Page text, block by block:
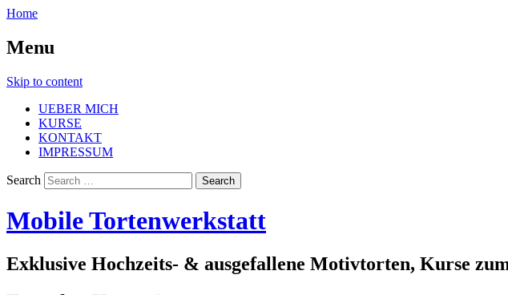
Home
Menu
Skip to content
UEBER MICH
KURSE
KONTAKT
IMPRESSUM
Search
Mobile Tortenwerkstatt
Exklusive Hochzeits- & ausgefallene Motivtorten, Kurse